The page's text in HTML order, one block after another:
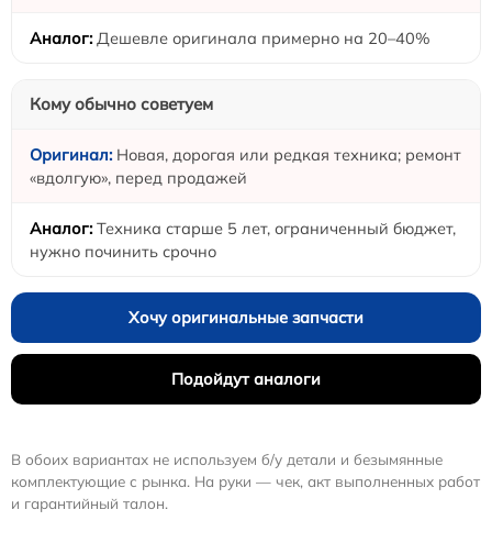
Дешевле оригинала примерно на 20–40%
Кому обычно советуем
Новая, дорогая или редкая техника; ремонт
«вдолгую», перед продажей
Техника старше 5 лет, ограниченный бюджет,
нужно починить срочно
Хочу оригинальные запчасти
Подойдут аналоги
В обоих вариантах не используем б/у детали и безымянные
комплектующие с рынка. На руки — чек, акт выполненных работ
и гарантийный талон.